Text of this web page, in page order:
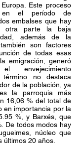
Este proceso
el período de
embalses que hay
otra parte la baja
además de la
son factores
de todas esas
emigración, generó
envejecimiento
no destaca
de la población, ya
la parroquia más
16,06 % del total de
en importancia por la
%, y Barxés, que
De todos modos hay
núcleo que
últimos 20 años.